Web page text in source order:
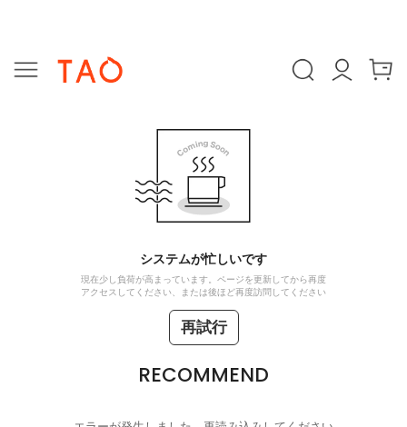
システムが忙しいです
現在少し負荷が高まっています。ページを更新してから再度
アクセスしてください、または後ほど再度訪問してください
再試行
RECOMMEND